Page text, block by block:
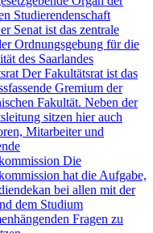
Studierendenschaft
Senat ist das zentrale
Ordnungsgebung für die
des Saarlandes
Der Fakultätsrat ist das
Gremium der
Fakultät. Neben der
sitzen hier auch
Mitarbeiter und
Die
hat die Aufgabe,
bei allen mit der
dem Studium
Fragen zu